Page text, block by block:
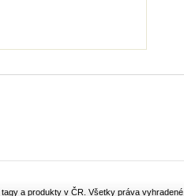
a produkty v ČR. Všetky práva vyhradené.